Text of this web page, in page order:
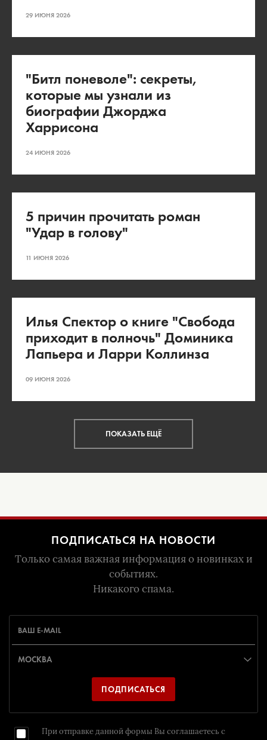
29 ИЮНЯ 2026
"Битл поневоле": секреты,
которые мы узнали из
биографии Джорджа
Харрисона
24 ИЮНЯ 2026
5 причин прочитать роман
"Удар в голову"
11 ИЮНЯ 2026
Илья Спектор о книге "Свобода
приходит в полночь" Доминика
Лапьера и Ларри Коллинза
09 ИЮНЯ 2026
ПОКАЗАТЬ ЕЩЁ
ПОДПИСАТЬСЯ НА НОВОСТИ
Только самая важная информация о новинках и
событиях.
Никакого спама.
ПОДПИСАТЬСЯ
При отправке данной формы Вы соглашаетесь с